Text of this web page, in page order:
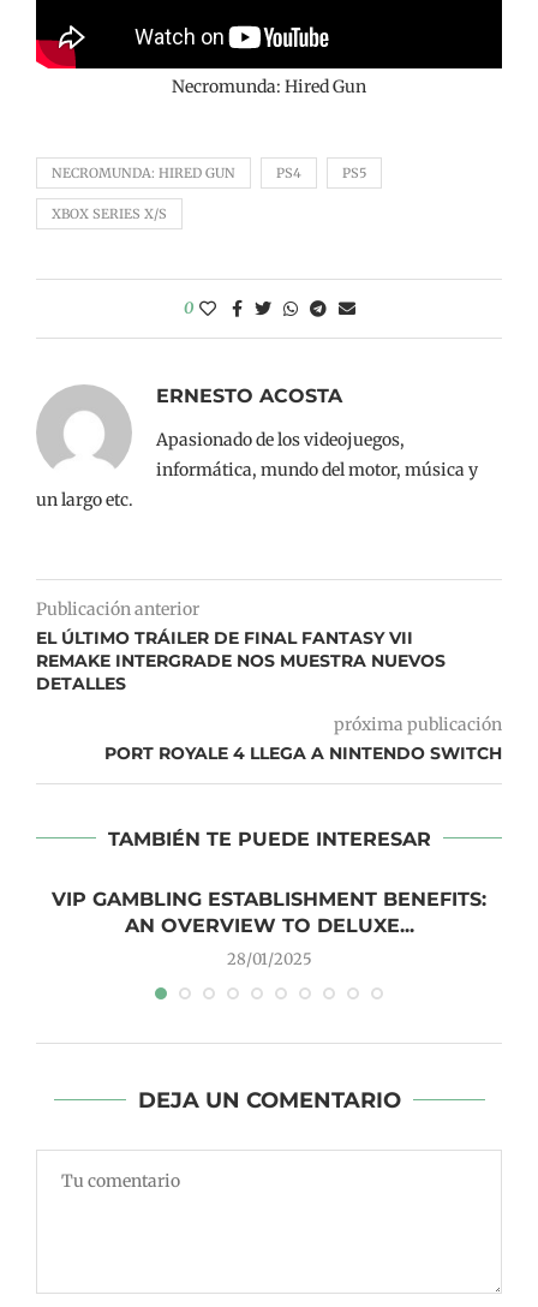
Necromunda: Hired Gun
NECROMUNDA: HIRED GUN PS4 PS5
XBOX SERIES X/S
0
ERNESTO ACOSTA
Apasionado de los videojuegos,
informática, mundo del motor, música y
un largo etc.
Publicación anterior
EL ÚLTIMO TRÁILER DE FINAL FANTASY VII
REMAKE INTERGRADE NOS MUESTRA NUEVOS
DETALLES
próxima publicación
PORT ROYALE 4 LLEGA A NINTENDO SWITCH
TAMBIÉN TE PUEDE INTERESAR
VIP GAMBLING ESTABLISHMENT BENEFITS:
AN OVERVIEW TO DELUXE...
28/01/2025
DEJA UN COMENTARIO